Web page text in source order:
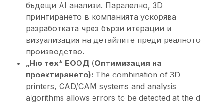
бъдещи AI анализи. Паралелно, 3D
принтирането в компанията ускорява
разработката чрез бързи итерации и
визуализация на детайлите преди реалното
производство.
„Ню тех“ ЕООД (Оптимизация на
проектирането): The combination of 3D
printers, CAD/CAM systems and analysis
algorithms allows errors to be detected at the d